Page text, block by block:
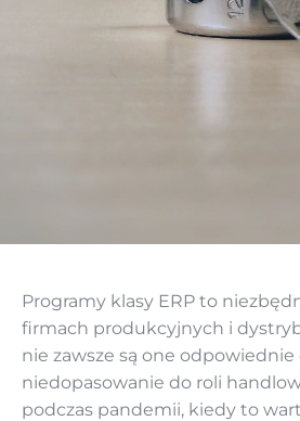
Programy klasy ERP to
firmach produkcyjnych i
nie zawsze są one odpowiednie
niedopasowanie do roli
podczas pandemii, kiedy to